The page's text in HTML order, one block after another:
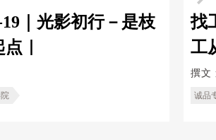
19｜光影初行－是枝
｜
找
工
造
撰文
诚品